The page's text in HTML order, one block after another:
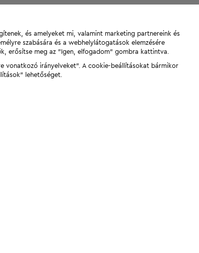
és amelyeket mi, valamint marketing partnereink és
szabására és a webhelylátogatások elemzésére
erősítse meg az "Igen, elfogadom" gombra kattintva.
vonatkozó irányelveket". A cookie-beállításokat bármikor
lehetőséget.